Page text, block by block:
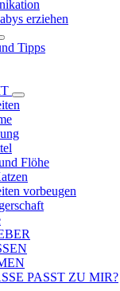
erziehen
Tipps
Flöhe
vorbeugen
PASST ZU MIR?